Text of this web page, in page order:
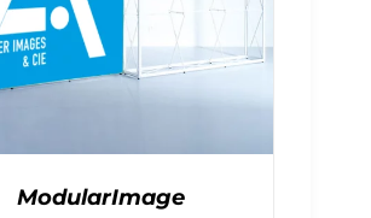
ModularImage